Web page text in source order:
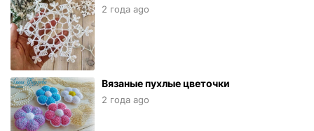
2 года ago
Вязаные пухлые цветочки
2 года ago